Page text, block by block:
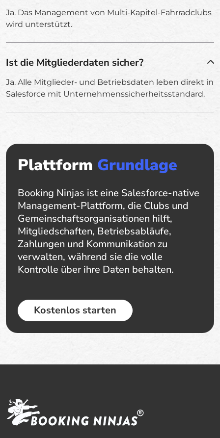
Ja. Das Management von Multi-Kapitel-Fahrradclubs
wird unterstützt.
Ist die Mitgliederdaten sicher?
Ja. Alle Mitglieder- und Betriebsdaten leben direkt in
Salesforce mit Unternehmenssicherheitsstandard.
Plattform Grundlage
Booking Ninjas ist eine Salesforce-native
Management-Plattform, die Clubs und
Gemeinschaftsorganisationen hilft,
Mitgliedschaften, Betriebsabläufe,
Zahlungen und Kommunikation zu
verwalten, während sie die volle
Kontrolle über ihre Daten behalten.
Kostenlos starten